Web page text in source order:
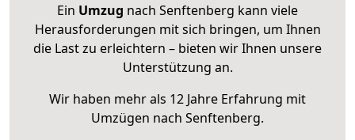
Ein Umzug nach Senftenberg kann viele
Herausforderungen mit sich bringen, um Ihnen
die Last zu erleichtern – bieten wir Ihnen unsere
Unterstützung an.
Wir haben mehr als 12 Jahre Erfahrung mit
Umzügen nach Senftenberg.